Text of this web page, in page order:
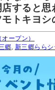
すると思
トキヨシ
ープン）
郷, 新三郷ららシ